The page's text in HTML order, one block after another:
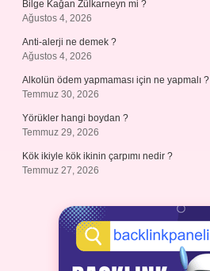
Bilge Kağan Zülkarneyn mi ?
Ağustos 4, 2026
Anti-alerji ne demek ?
Ağustos 4, 2026
Alkolün ödem yapmaması için ne yapmalı ?
Temmuz 30, 2026
Yörükler hangi boydan ?
Temmuz 29, 2026
Kök ikiyle kök ikinin çarpımı nedir ?
Temmuz 27, 2026